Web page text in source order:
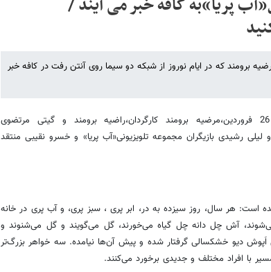
پریا»به کافه خبر می آیند /
برومند که در ایام نوروز از شبکه دو سیما روی آنتن رفت در کافه خبر
به گزارش خبرگزاری خبرآنلاین، دوشنبه 26 فروردین،مرضیه برومند کارگردان،راضیه برومند و گیتی مرتضوی
رشیدی بازیگران مجموعه تلویزیونی«آب پریا» و خسرو نقیبی منتقد
است: هر سال، روز سیزده به در، ابر پری ، سبز پری، و آب پری در خانه
آش چل دانه چل گیاه می‌خورند، گل می‌گویند و گل می‌شنوند و
اَپوش دیو خشکسالی گرفتار شده و پیش آن‌ها نیامده. سه خواهر بزرگ‌تر
با افراد مختلف و جدیدی برخورد می‌کنند.